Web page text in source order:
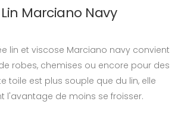
Marciano Navy
lin et viscose Marciano navy convient
robes, chemises ou encore pour des
toile est plus souple que du lin, elle
l'avantage de moins se froisser.